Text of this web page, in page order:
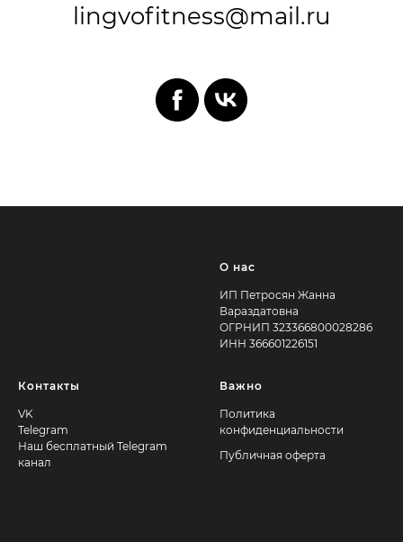
lingvofitness@mail.ru
О нас
ИП Петросян Жанна
Вараздатовна
ОГРНИП 323366800028286
ИНН 366601226151
Контакты
VK
Telegram
Наш бесплатный Telegram
канал
Важно
Политика
конфиденциальности
Публичная оферта